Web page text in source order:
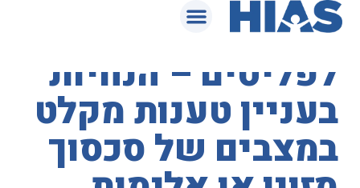
המאגר המשפטי
נציבות האו"ם
לפליטים – הנחיות
בעניין טענות מקלט
במצבים של סכסוך